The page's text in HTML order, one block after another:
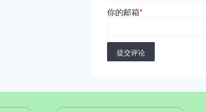
你的邮箱*
提交评论